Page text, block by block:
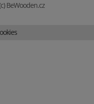
BeWooden.cz